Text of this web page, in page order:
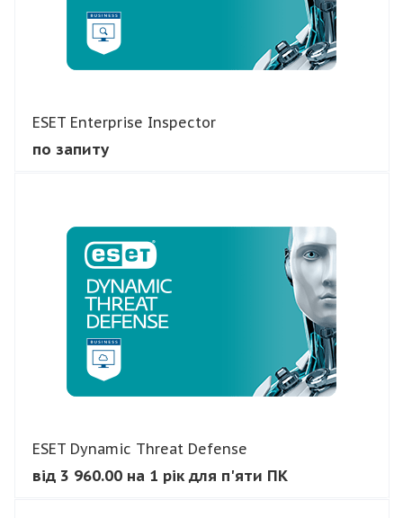
ESET Enterprise Inspector
по запиту
ESET Dynamic Threat Defense
від 3 960.00 на 1 рік для п'яти ПК